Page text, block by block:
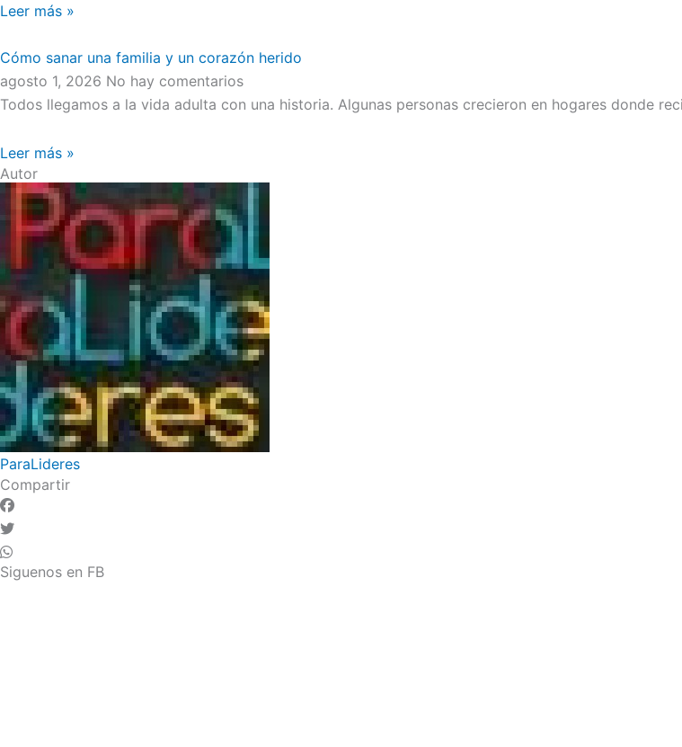
Leer más »
Cómo sanar una familia y un corazón herido
agosto 1, 2026 No hay comentarios
Todos llegamos a la vida adulta con una historia. Algunas personas crecieron en hogares donde
Leer más »
Autor
ParaLideres
Compartir
Siguenos en FB